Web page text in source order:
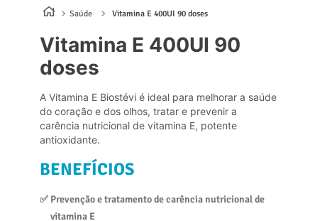
Saúde Vitamina E 400UI 90 doses
Vitamina E 400UI 90
doses
A Vitamina E Biostévi é ideal para melhorar a saúde
do coração e dos olhos, tratar e prevenir a
carência nutricional de vitamina E, potente
antioxidante.
BENEFÍCIOS
✅ Prevenção e tratamento de carência nutricional de
vitamina E
4º vitamina d
5º minoxidil
6º colageno
7º nac
9º morosil
10º vitamina